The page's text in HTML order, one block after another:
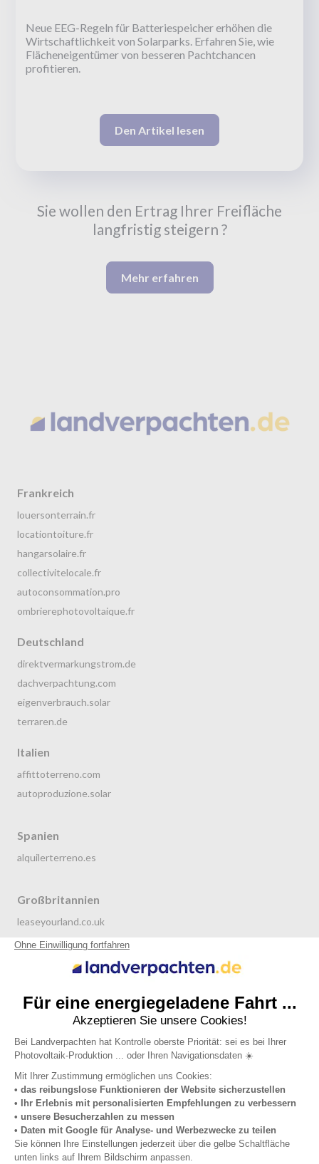
Neue EEG-Regeln für Batteriespeicher erhöhen die
Wirtschaftlichkeit von Solarparks. Erfahren Sie, wie
Flächeneigentümer von besseren Pachtchancen
profitieren.
Den Artikel lesen
Sie wollen den Ertrag Ihrer Freifläche
langfristig steigern ?
Mehr erfahren
Frankreich
louersonterrain.fr
locationtoiture.fr
hangarsolaire.fr
collectivitelocale.fr
autoconsommation.pro
ombrierephotovoltaique.fr
Deutschland
direktvermarkungstrom.de
dachverpachtung.com
eigenverbrauch.solar
terraren.de
Italien
affittoterreno.com
autoproduzione.solar
Spanien
alquilerterreno.es
Großbritannien
leaseyourland.co.uk
terraren.com
grondverpachten.nl
Datenschutzrichtlinie
Allgemeine Nutzungsbedingungen
Impressum
Über uns